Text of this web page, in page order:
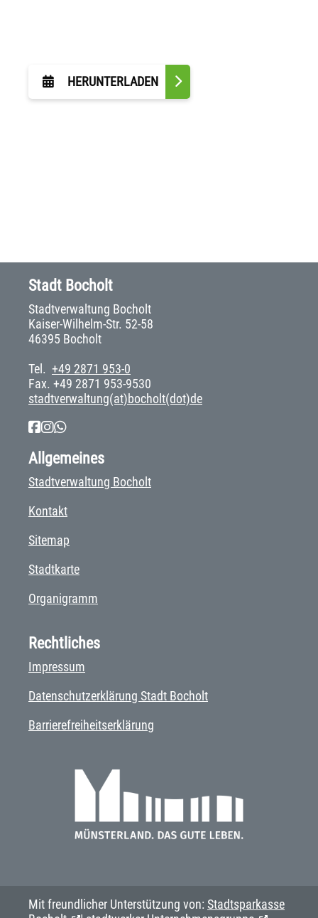
HERUNTERLADEN
Stadt Bocholt
Stadtverwaltung Bocholt
Kaiser-Wilhelm-Str. 52-58
46395 Bocholt
Tel. +49 2871 953-0
Fax. +49 2871 953-9530
stadtverwaltung(at)bocholt(dot)de
Allgemeines
Stadtverwaltung Bocholt
Kontakt
Sitemap
Stadtkarte
Organigramm
Rechtliches
Impressum
Datenschutzerklärung Stadt Bocholt
Barrierefreiheitserklärung
Mit freundlicher Unterstützung von: Stadtsparkasse